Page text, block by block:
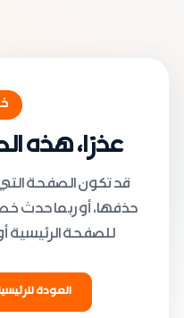
عذرًا، هذه
قد تكون الصفحة
حذفها، أو ربما حدث
للصفحة الرئيسية
العودة